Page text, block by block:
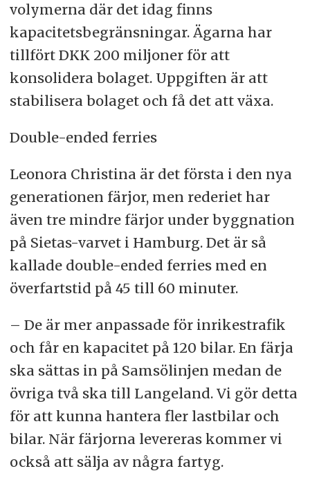
volymerna där det idag finns
kapacitetsbegränsningar. Ägarna har
tillfört DKK 200 miljoner för att
konsolidera bolaget. Uppgiften är att
stabilisera bolaget och få det att växa.
Double-ended ferries
Leonora Christina är det första i den nya
generationen färjor, men rederiet har
även tre mindre färjor under byggnation
på Sietas-varvet i Hamburg. Det är så
kallade double-ended ferries med en
överfartstid på 45 till 60 minuter.
– De är mer anpassade för inrikestrafik
och får en kapacitet på 120 bilar. En färja
ska sättas in på Samsölinjen medan de
övriga två ska till Langeland. Vi gör detta
för att kunna hantera fler lastbilar och
bilar. När färjorna levereras kommer vi
också att sälja av några fartyg.